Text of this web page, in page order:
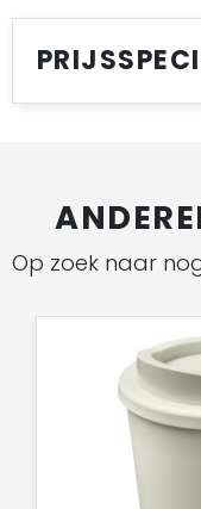
Op zoek naar